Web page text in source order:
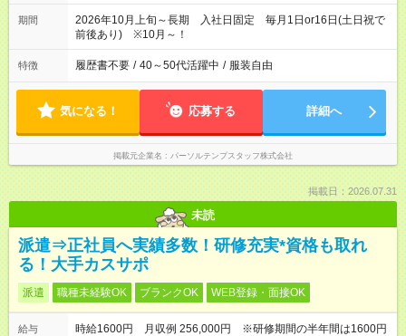
期間
2026年10月上旬～長期 入社日固定 毎月1日or16日(土日祝で
前後あり) ※10月～！
特徴 履歴書不要 / 40～50代活躍中 / 服装自由
気になる！ 応募する 詳細へ
掲載元企業名 パーソルテンプスタッフ株式会社
掲載日：2026.07.31
未読
派遣⇒正社員へ実績多数！研修充実*資格も取れ
る！大手カスサポ
派遣 職種未経験OK ブランクOK WEB登録・面接OK
給与
時給1600円 月収例 256,000円 ※研修期間の半年間は1600円